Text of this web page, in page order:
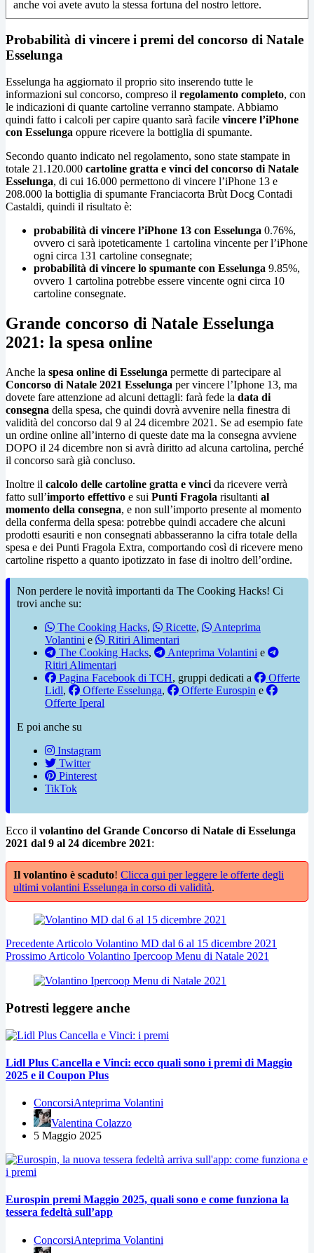
anche voi avete avuto la stessa fortuna del nostro lettore.
Probabilità di vincere i premi del concorso di Natale
Esselunga
Esselunga ha aggiornato il proprio sito inserendo tutte le
informazioni sul concorso, compreso il regolamento completo, con
le indicazioni di quante cartoline verranno stampate. Abbiamo
quindi fatto i calcoli per capire quanto sarà facile vincere l’iPhone
con Esselunga oppure ricevere la bottiglia di spumante.
Secondo quanto indicato nel regolamento, sono state stampate in
totale 21.120.000 cartoline gratta e vinci del concorso di Natale
Esselunga, di cui 16.000 permettono di vincere l’iPhone 13 e
208.000 la bottiglia di spumante Franciacorta Brùt Docg Contadi
Castaldi, quindi il risultato è:
probabilità di vincere l’iPhone 13 con Esselunga 0.76%,
ovvero ci sarà ipoteticamente 1 cartolina vincente per l’iPhone
ogni circa 131 cartoline consegnate;
probabilità di vincere lo spumante con Esselunga 9.85%,
ovvero 1 cartolina potrebbe essere vincente ogni circa 10
cartoline consegnate.
Grande concorso di Natale Esselunga
2021: la spesa online
Anche la spesa online di Esselunga permette di partecipare al
Concorso di Natale 2021 Esselunga per vincere l’Iphone 13, ma
dovete fare attenzione ad alcuni dettagli: farà fede la data di
consegna della spesa, che quindi dovrà avvenire nella finestra di
validità del concorso dal 9 al 24 dicembre 2021. Se ad esempio fate
un ordine online all’interno di queste date ma la consegna avviene
DOPO il 24 dicembre non si avrà diritto ad alcuna cartolina, perché
il concorso sarà già concluso.
Inoltre il calcolo delle cartoline gratta e vinci da ricevere verrà
fatto sull’importo effettivo e sui Punti Fragola risultanti al
momento della consegna, e non sull’importo presente al momento
della conferma della spesa: potrebbe quindi accadere che alcuni
prodotti esauriti e non consegnati abbasseranno la cifra totale della
spesa e dei Punti Fragola Extra, comportando così di ricevere meno
cartoline rispetto a quanto ipotizzato in fase di inoltro dell’ordine.
Non perdere le novità importanti da The Cooking Hacks! Ci
trovi anche su:
The Cooking Hacks, Ricette,
Anteprima
Volantini e
Ritiri Alimentari
The Cooking Hacks, Anteprima Volantini e
Ritiri Alimentari
Pagina Facebook di TCH, gruppi dedicati a
Offerte
Lidl, Offerte Esselunga, Offerte Eurospin e
Offerte Iperal
E poi anche su
Instagram
Twitter
Pinterest
TikTok
Ecco il volantino del Grande Concorso di Natale di Esselunga
2021 dal 9 al 24 dicembre 2021:
Il volantino è scaduto! Clicca qui per leggere le offerte degli
ultimi volantini Esselunga in corso di validità.
Precedente Articolo Volantino MD dal 6 al 15 dicembre 2021
Prossimo Articolo Volantino Ipercoop Menu di Natale 2021
Potresti leggere anche
Lidl Plus Cancella e Vinci: ecco quali sono i premi di Maggio
2025 e il Coupon Plus
ConcorsiAnteprima Volantini
Valentina Colazzo
5 Maggio 2025
Eurospin premi Maggio 2025, quali sono e come funziona la
tessera fedeltà sull’app
ConcorsiAnteprima Volantini